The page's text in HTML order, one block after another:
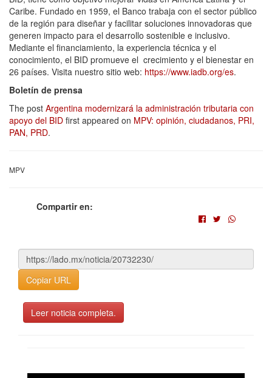
Caribe. Fundado en 1959, el Banco trabaja con el sector público
de la región para diseñar y facilitar soluciones innovadoras que
generen impacto para el desarrollo sostenible e inclusivo.
Mediante el financiamiento, la experiencia técnica y el
conocimiento, el BID promueve el crecimiento y el bienestar en
26 países. Visita nuestro sitio web: https://www.iadb.org/es.
Boletín de prensa
The post Argentina modernizará la administración tributaria con
apoyo del BID first appeared on MPV: opinión, ciudadanos, PRI,
PAN, PRD.
MPV
Compartir en:
Copiar URL
Leer noticia completa.